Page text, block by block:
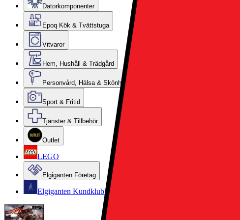
Datorkomponenter
Epoq Kök & Tvättstuga
Vitvaror
Hem, Hushåll & Trädgård
Personvård, Hälsa & Skönhet
Sport & Fritid
Tjänster & Tillbehör
Outlet
LEGO
Elgiganten Företag
Elgiganten Kundklubb